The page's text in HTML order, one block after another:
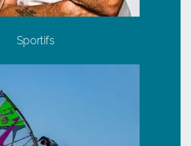
Sportifs